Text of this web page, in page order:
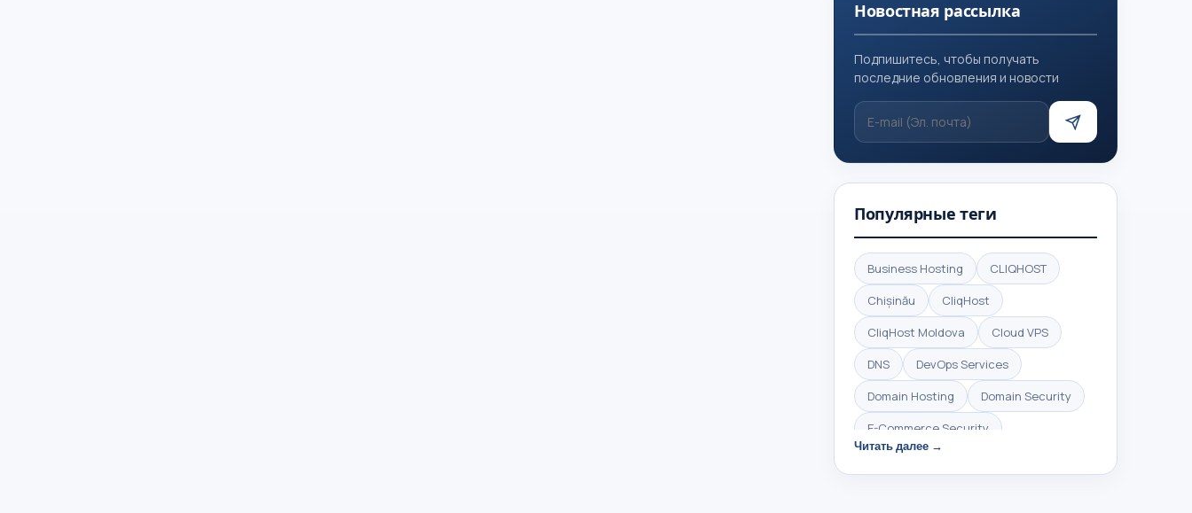
Новостная рассылка
Подпишитесь, чтобы получать
последние обновления и новости
Популярные теги
Business Hosting
CLIQHOST
Chișinău
CliqHost
CliqHost Moldova
Cloud VPS
DNS
DevOps Services
Domain Hosting
Domain Security
E-Commerce Security
Читать далее →